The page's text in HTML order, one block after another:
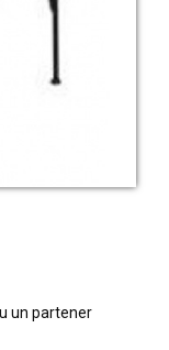
un partener